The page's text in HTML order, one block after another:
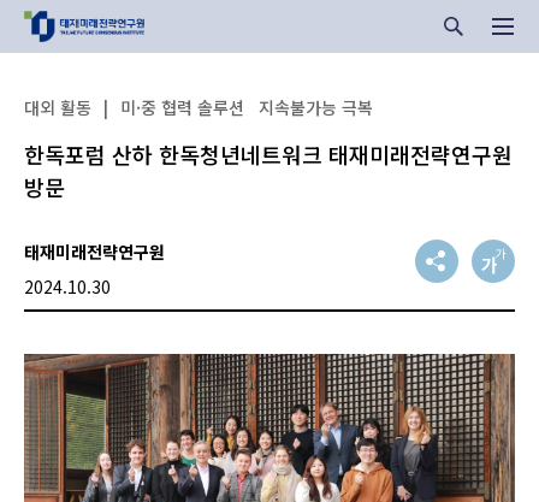
대외 활동 | 미·중 협력 솔루션 지속불가능 극복
한독포럼 산하 한독청년네트워크 태재미래전략연구원
방문
태재미래전략연구원
2024.10.30